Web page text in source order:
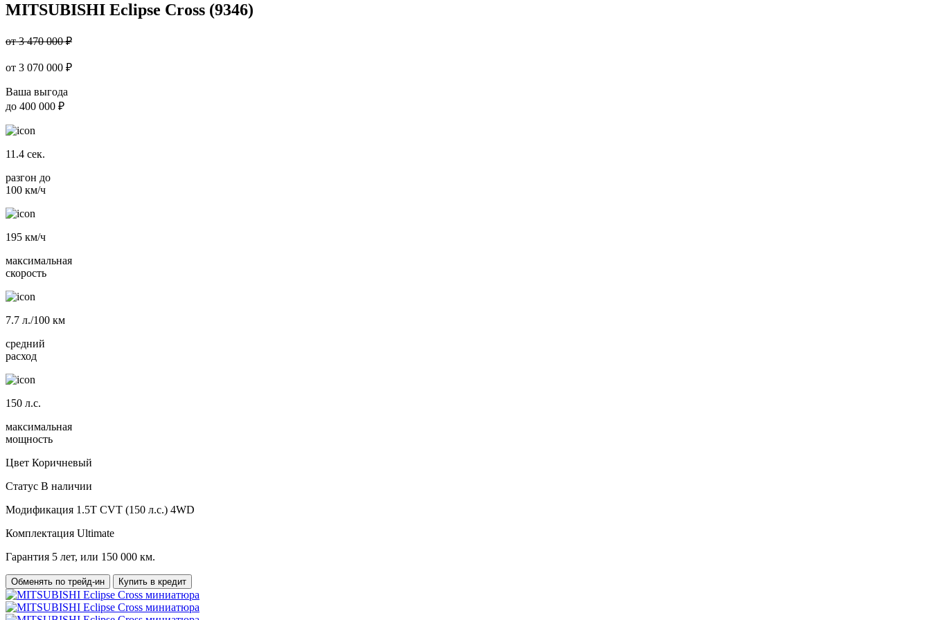
MITSUBISHI Eclipse Cross (9346)
от 3 470 000 ₽
от 3 070 000 ₽
Ваша выгода
до 400 000 ₽
11.4 сек.
разгон до
100 км/ч
195 км/ч
максимальная
скорость
7.7 л./100 км
средний
расход
150 л.с.
максимальная
мощность
Цвет Коричневый
Статус В наличии
Модификация 1.5T CVT (150 л.с.) 4WD
Комплектация Ultimate
Гарантия 5 лет, или 150 000 км.
Обменять по трейд-ин Купить в кредит